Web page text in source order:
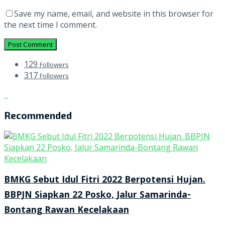
Save my name, email, and website in this browser for
the next time I comment.
129 Followers
317 Followers
Recommended
BMKG Sebut Idul Fitri 2022 Berpotensi Hujan.
BBPJN Siapkan 22 Posko, Jalur Samarinda-
Bontang Rawan Kecelakaan